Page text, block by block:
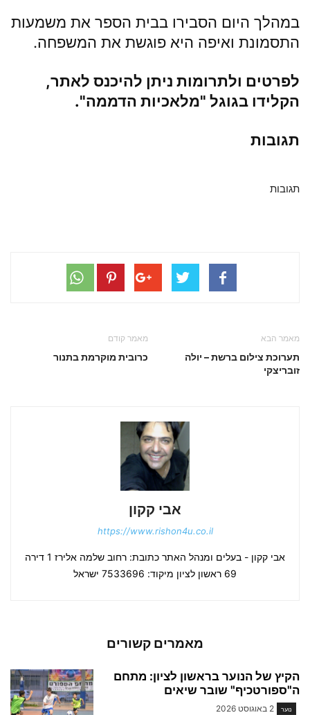
במהלך היום הסבירו בבית הספר את משמעות
התסמונת ואיפה היא פוגשת את המשפחה.
לפרטים ולתרומות ניתן להיכנס לאתר,
הקלידו בגוגל "מלאכיות הדממה".
תגובות
תגובות
מאמר קודם
כרובית מוקרמת בתנור
מאמר הבא
תערוכת צילום ברשת – יולה
זובריצקי
אבי קקון
https://www.rishon4u.co.il
אבי קקון - בעלים ומנהל האתר כתובת: רחוב שלמה אלירז 1 דירה
69 ראשון לציון מיקוד: 7533696 ישראל
מאמרים קשורים
הקיץ של הנוער בראשון לציון: מתחם
ה"ספורטכיף" שובר שיאים
נוער 2 באוגוסט 2026